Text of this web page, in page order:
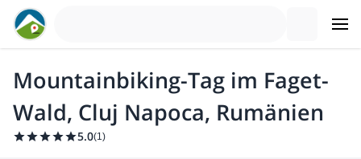
Mountainbiking-Tag im Faget-
Wald, Cluj Napoca, Rumänien
5.0(1)